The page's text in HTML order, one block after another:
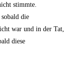
stimmte.
die
war und in der Tat,
diese